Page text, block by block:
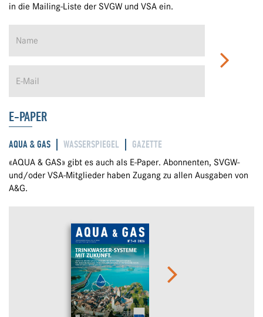
in die Mailing-Liste der SVGW und VSA ein.
E-PAPER
AQUA & GAS WASSERSPIEGEL GAZETTE
«AQUA & GAS» gibt es auch als E-Paper. Abonnenten, SVGW-
und/oder VSA-Mitglieder haben Zugang zu allen Ausgaben von
A&G.